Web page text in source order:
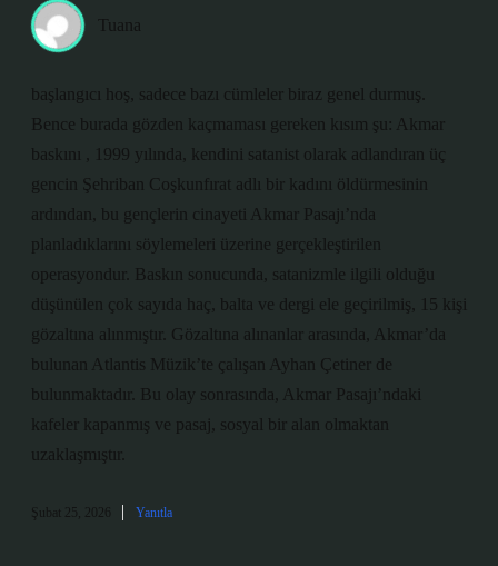
Tuana
başlangıcı hoş, sadece bazı cümleler biraz genel durmuş.
Bence burada gözden kaçmaması gereken kısım şu: Akmar
baskını , 1999 yılında, kendini satanist olarak adlandıran üç
gencin Şehriban Coşkunfırat adlı bir kadını öldürmesinin
ardından, bu gençlerin cinayeti Akmar Pasajı’nda
planladıklarını söylemeleri üzerine gerçekleştirilen
operasyondur. Baskın sonucunda, satanizmle ilgili olduğu
düşünülen çok sayıda haç, balta ve dergi ele geçirilmiş, 15 kişi
gözaltına alınmıştır. Gözaltına alınanlar arasında, Akmar’da
bulunan Atlantis Müzik’te çalışan Ayhan Çetiner de
bulunmaktadır. Bu olay sonrasında, Akmar Pasajı’ndaki
kafeler kapanmış ve pasaj, sosyal bir alan olmaktan
uzaklaşmıştır.
Şubat 25, 2026 Yanıtla